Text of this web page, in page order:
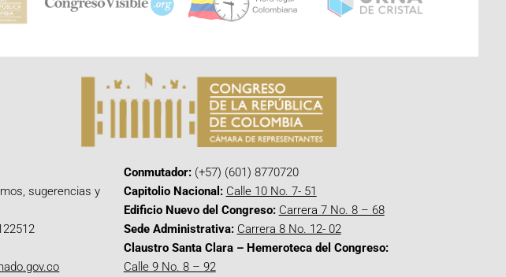
sugerencias y
Conmutador:(+57) (601) 8770720
Capitolio Nacional: Calle 10 No. 7- 51
Edificio Nuevo del Congreso: Carrera 7 No. 8 – 68
Sede Administrativa: Carrera 8 No. 12- 02
Claustro Santa Clara – Hemeroteca del Congreso:
Calle 9 No. 8 – 92